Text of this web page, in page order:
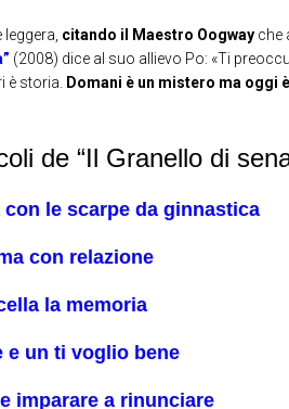
citando il Maestro Oogway che
(2008) dice al suo allievo Po: «Ti
è storia. Domani è un mistero ma oggi
de “Il Granello di
le scarpe da ginnastica
con relazione
la memoria
e un ti voglio bene
imparare a rinunciare